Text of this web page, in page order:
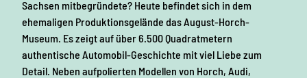
Sachsen mitbegründete? Heute befindet sich in dem
ehemaligen Produktionsgelände das August-Horch-
Museum. Es zeigt auf über 6.500 Quadratmetern
authentische Automobil-Geschichte mit viel Liebe zum
Detail. Neben aufpolierten Modellen von Horch, Audi,